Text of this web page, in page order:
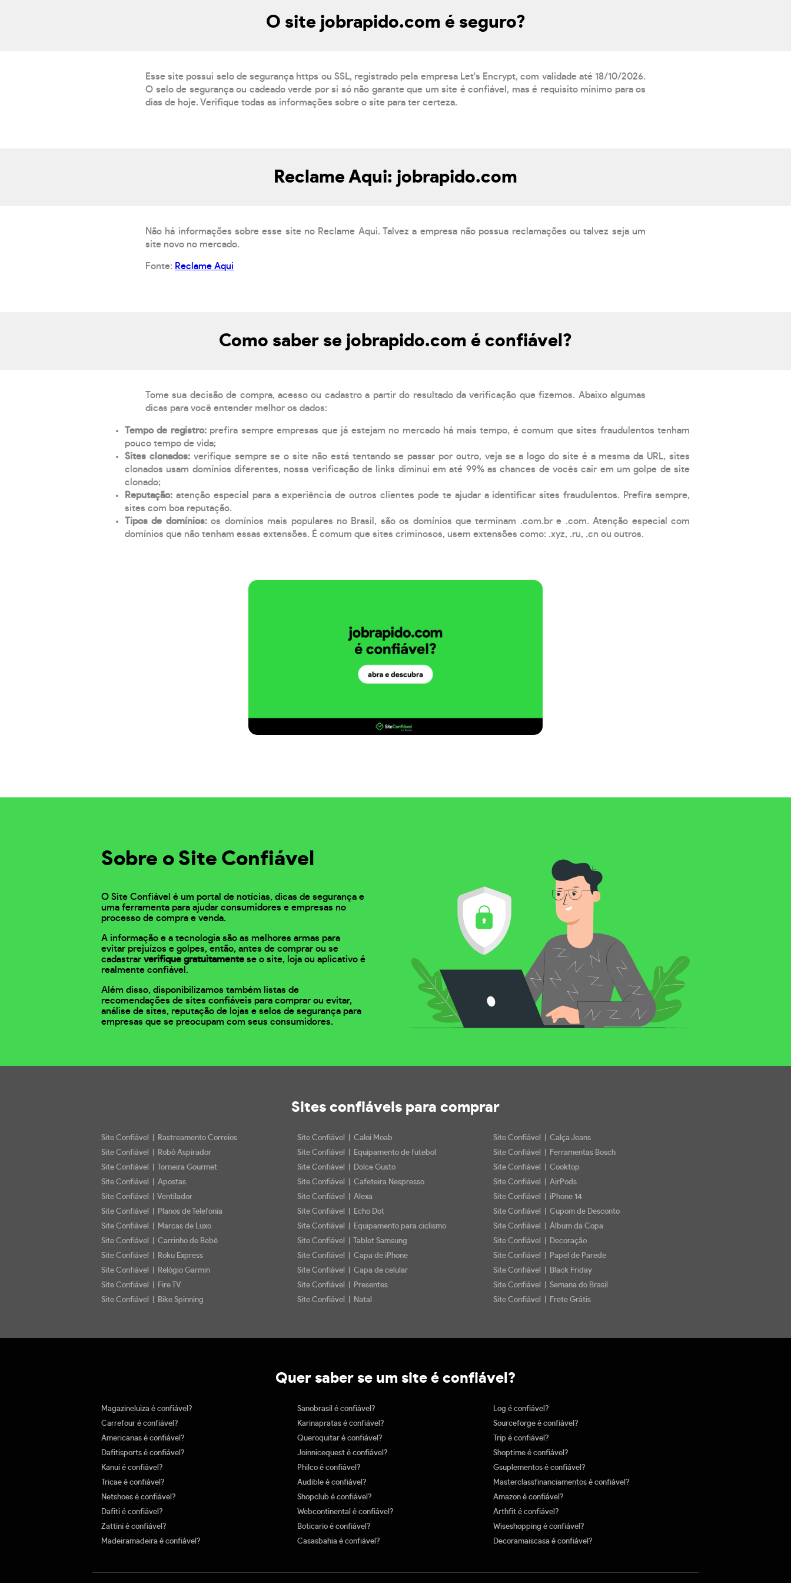
O site jobrapido.com é seguro?
Esse site possui selo de segurança https ou SSL, registrado pela empresa Let's Encrypt, com validade até 18/10/2026.
O selo de segurança ou cadeado verde por si só não garante que um site é confiável, mas é requisito mínimo para os
dias de hoje. Verifique todas as informações sobre o site para ter certeza.
Reclame Aqui: jobrapido.com
Não há informações sobre esse site no Reclame Aqui. Talvez a empresa não possua reclamações ou talvez seja um
site novo no mercado.
Fonte: Reclame Aqui
Como saber se jobrapido.com é confiável?
Tome sua decisão de compra, acesso ou cadastro a partir do resultado da verificação que fizemos. Abaixo algumas
dicas para você entender melhor os dados:
Tempo de registro: prefira sempre empresas que já estejam no mercado há mais tempo, é comum que sites fraudulentos tenham
pouco tempo de vida;
Sites clonados: verifique sempre se o site não está tentando se passar por outro, veja se a logo do site é a mesma da URL, sites
clonados usam domínios diferentes, nossa verificação de links diminui em até 99% as chances de vocês cair em um golpe de site
clonado;
Reputação: atenção especial para a experiência de outros clientes pode te ajudar a identificar sites fraudulentos. Prefira sempre,
sites com boa reputação.
Tipos de domínios:os domínios mais populares no Brasil, são os domínios que terminam .com.br e .com. Atenção especial com
domínios que não tenham essas extensões. É comum que sites criminosos, usem extensões como: .xyz, .ru, .cn ou outros.
Sobre o Site Confiável
O Site Confiável é um portal de notícias, dicas de segurança e
uma ferramenta para ajudar consumidores e empresas no
processo de compra e venda.
A informação e a tecnologia são as melhores armas para
evitar prejuízos e golpes, então, antes de comprar ou se
cadastrar verifique gratuitamente se o site, loja ou aplicativo é
realmente confiável.
Além disso, disponibilizamos também listas de
recomendações de sites confiáveis para comprar ou evitar,
análise de sites, reputação de lojas e selos de segurança para
empresas que se preocupam com seus consumidores.
Sites confiáveis para comprar
Site Confiável | Rastreamento Correios
Site Confiável | Robô Aspirador
Site Confiável | Torneira Gourmet
Site Confiável | Apostas
Site Confiável | Ventilador
Site Confiável | Planos de Telefonia
Site Confiável | Marcas de Luxo
Site Confiável | Carrinho de Bebê
Site Confiável | Roku Express
Site Confiável | Relógio Garmin
Site Confiável | Fire TV
Site Confiável | Bike Spinning
Site Confiável | Caloi Moab
Site Confiável | Equipamento de futebol
Site Confiável | Dolce Gusto
Site Confiável | Cafeteira Nespresso
Site Confiável | Alexa
Site Confiável | Echo Dot
Site Confiável | Equipamento para ciclismo
Site Confiável | Tablet Samsung
Site Confiável | Capa de iPhone
Site Confiável | Capa de celular
Site Confiável | Presentes
Site Confiável | Natal
Site Confiável | Calça Jeans
Site Confiável | Ferramentas Bosch
Site Confiável | Cooktop
Site Confiável | AirPods
Site Confiável | iPhone 14
Site Confiável | Cupom de Desconto
Site Confiável | Álbum da Copa
Site Confiável | Decoração
Site Confiável | Papel de Parede
Site Confiável | Black Friday
Site Confiável | Semana do Brasil
Site Confiável | Frete Grátis
Quer saber se um site é confiável?
Magazineluiza é confiável?
Carrefour é confiável?
Americanas é confiável?
Dafitisports é confiável?
Kanui é confiável?
Tricae é confiável?
Netshoes é confiável?
Dafiti é confiável?
Zattini é confiável?
Madeiramadeira é confiável?
Sanobrasil é confiável?
Karinapratas é confiável?
Queroquitar é confiável?
Joinnicequest é confiável?
Philco é confiável?
Audible é confiável?
Shopclub é confiável?
Webcontinental é confiável?
Boticario é confiável?
Casasbahia é confiável?
Log é confiável?
Sourceforge é confiável?
Trip é confiável?
Shoptime é confiável?
Gsuplementos é confiável?
Masterclassfinanciamentos é confiável?
Amazon é confiável?
Arthfit é confiável?
Wiseshopping é confiável?
Decoramaiscasa é confiável?